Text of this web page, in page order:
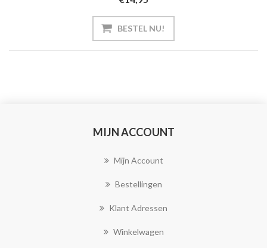
MIJN ACCOUNT
Mijn Account
Bestellingen
Klant Adressen
Winkelwagen